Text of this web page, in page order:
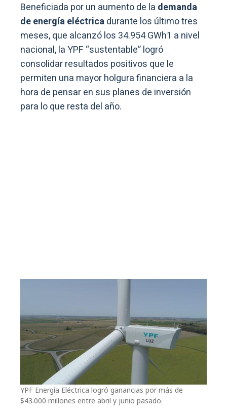
Beneficiada por un aumento de la demanda
de energía eléctricadurante los último tres
meses, que alcanzó los 34.954 GWh1 a nivel
nacional, la YPF “sustentable” logró
consolidar resultados positivos que le
permiten una mayor holgura financiera a la
hora de pensar en sus planes de inversión
para lo que resta del año.
YPF Energía Eléctrica logró ganancias por más de
$43.000 millones entre abril y junio pasado.